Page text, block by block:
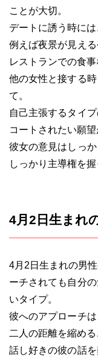
ことが大切。
デートに誘う時に
例えば夜景が見え
レストランでの食事
他の女性と接する
て。
自己主張するタイ
コートされたい願望
彼女の意見はしっ
しっかり主導権を
4月2日生まれ
4月2日生まれの男
ーチされても自分
いタイプ。
彼へのアプローチ
二人の距離を縮める
話し好きの彼の話